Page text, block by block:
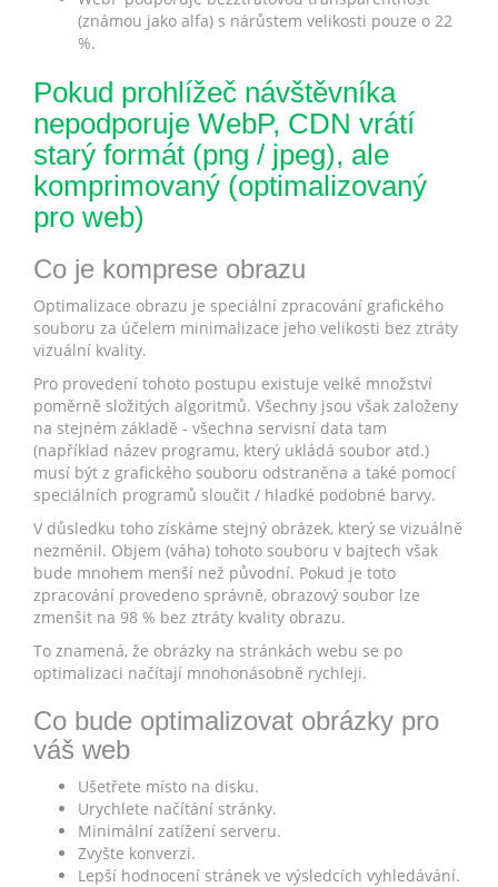
(známou jako alfa) s nárůstem velikosti pouze o 22
%.
Pokud prohlížeč návštěvníka
nepodporuje WebP, CDN vrátí
starý formát (png / jpeg), ale
komprimovaný (optimalizovaný
pro web)
Co je komprese obrazu
Optimalizace obrazu je speciální zpracování grafického
souboru za účelem minimalizace jeho velikosti bez ztráty
vizuální kvality.
Pro provedení tohoto postupu existuje velké množství
poměrně složitých algoritmů. Všechny jsou však založeny
na stejném základě - všechna servisní data tam
(například název programu, který ukládá soubor atd.)
musí být z grafického souboru odstraněna a také pomocí
speciálních programů sloučit / hladké podobné barvy.
V důsledku toho získáme stejný obrázek, který se vizuálně
nezměnil. Objem (váha) tohoto souboru v bajtech však
bude mnohem menší než původní. Pokud je toto
zpracování provedeno správně, obrazový soubor lze
zmenšit na 98 % bez ztráty kvality obrazu.
To znamená, že obrázky na stránkách webu se po
optimalizaci načítají mnohonásobně rychleji.
Co bude optimalizovat obrázky pro
váš web
Ušetřete místo na disku.
Urychlete načítání stránky.
Minimální zatížení serveru.
Zvyšte konverzi.
Lepší hodnocení stránek ve výsledcích vyhledávání.